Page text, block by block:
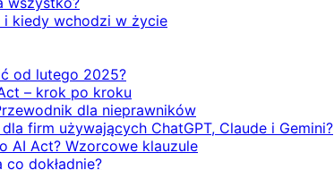
i kiedy wchodzi w życie
od lutego 2025?
– krok po kroku
dla nieprawników
firm używających ChatGPT, Claude i Gemini?
AI Act? Wzorcowe klauzule
dokładnie?